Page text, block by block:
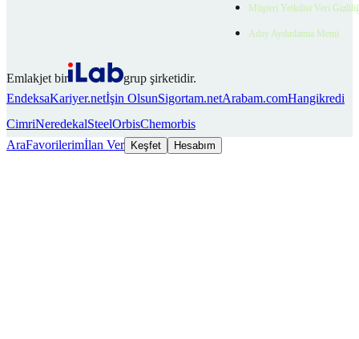
Müşteri Yetkilisi Veri
Aday Aydınlatma Metni
Emlakjet bir
grup şirketidir.
EndeksaKariyer.netİşin OlsunSigortam.netArabam.comHangikredi
CimriNeredekalSteelOrbisChemorbis
AraFavorilerimİlan Ver Keşfet Hesabım